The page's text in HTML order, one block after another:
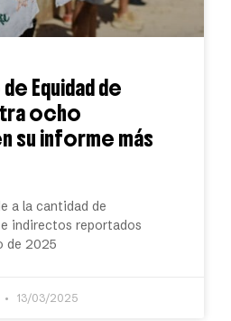
Equidad de
ocho
su informe más
a la cantidad de
indirectos reportados
de 2025
13/03/2025